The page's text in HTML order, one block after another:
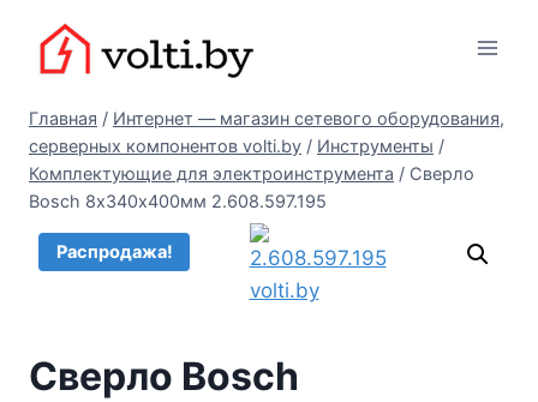
содержимому
Главная / Интернет — магазин сетевого оборудования,
серверных компонентов volti.by / Инструменты /
Комплектующие для электроинструмента / Сверло
Bosch 8х340х400мм 2.608.597.195
Распродажа!
Сверло Bosch